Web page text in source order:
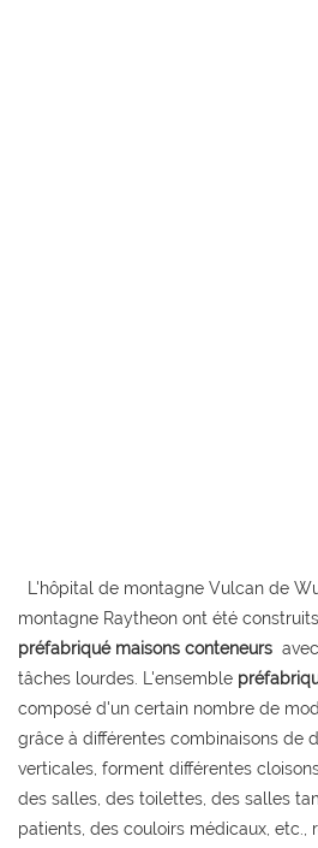
L'hôpital de montagne Vulcan de
montagne Raytheon ont été
préfabriqué maisons conteneurs
tâches lourdes. L'ensemble
composé d'un certain nombre de
grâce à différentes combinaisons de
verticales, forment différentes
des salles, des toilettes, des salles
patients, des couloirs médicaux, etc.,